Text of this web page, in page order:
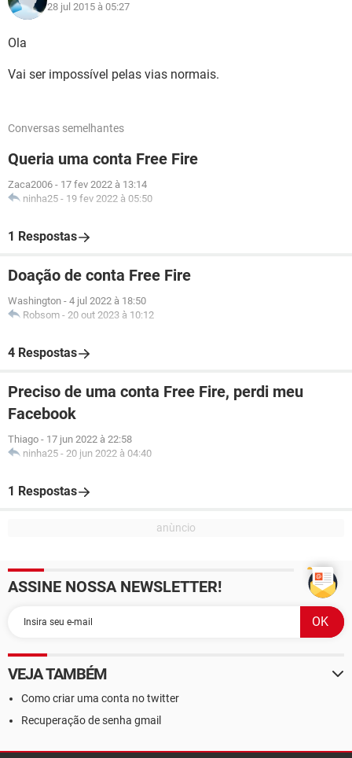
28 jul 2015 à 05:27
Ola
Vai ser impossível pelas vias normais.
Conversas semelhantes
Queria uma conta Free Fire
Zaca2006 - 17 fev 2022 à 13:14
ninha25 - 19 fev 2022 à 05:50
1 Respostas
Doação de conta Free Fire
Washington - 4 jul 2022 à 18:50
Robsom - 20 out 2023 à 10:12
4 Respostas
Preciso de uma conta Free Fire, perdi meu
Facebook
Thiago - 17 jun 2022 à 22:58
ninha25 - 20 jun 2022 à 04:40
1 Respostas
ASSINE NOSSA NEWSLETTER!
VEJA TAMBÉM
Como criar uma conta no twitter
Recuperação de senha gmail